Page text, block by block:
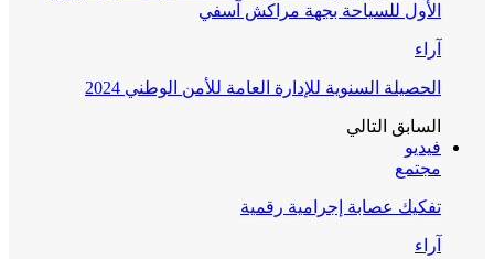
الأول للسياحة بجهة مراكش آسفي
آراء
الحصيلة السنوية للإدارة العامة للأمن الوطني 2024
السابق التالي
فيديو
مجتمع
تفكيك عصابة إجرامية رقمية
آراء